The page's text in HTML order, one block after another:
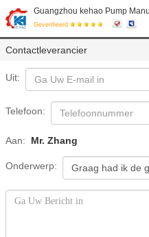
Guangzhou kehao Pump
Geverifieerd
Contactleverancier
Uit:
Telefoon:
Aan: Mr. Zhang
Onderwerp: